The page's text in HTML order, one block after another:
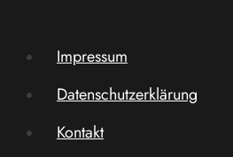
Impressum
Datenschutzerklärung
Kontakt